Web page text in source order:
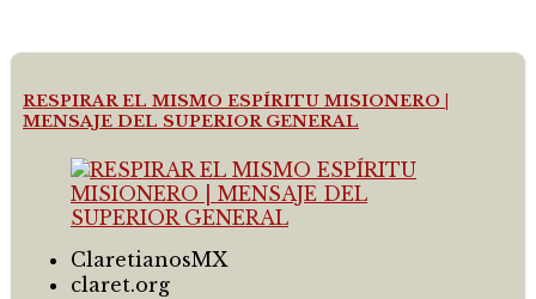
RESPIRAR EL MISMO ESPÍRITU MISIONERO |
MENSAJE DEL SUPERIOR GENERAL
ClaretianosMX
claret.org